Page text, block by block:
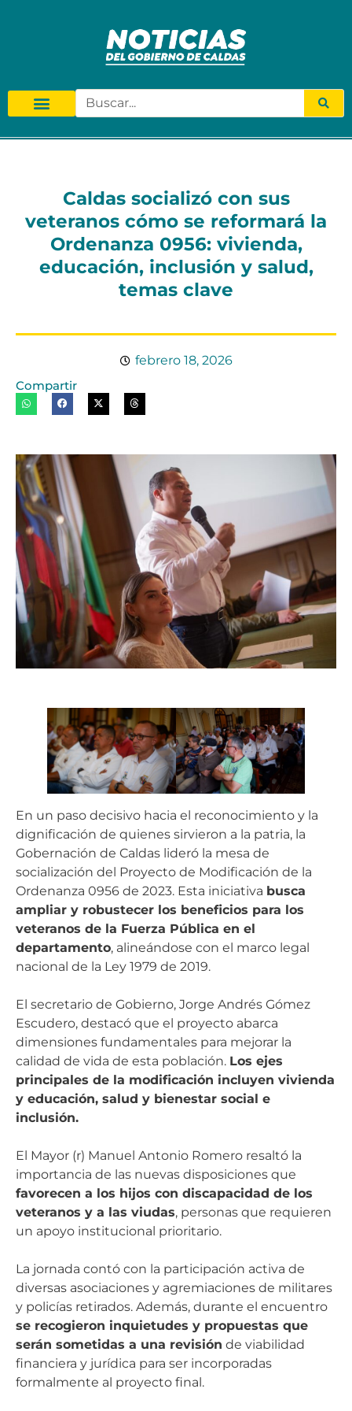
Caldas socializó con sus
veteranos cómo se reformará la
Ordenanza 0956: vivienda,
educación, inclusión y salud,
temas clave
febrero 18, 2026
Compartir
En un paso decisivo hacia el reconocimiento y la
dignificación de quienes sirvieron a la patria, la
Gobernación de Caldas lideró la mesa de
socialización del Proyecto de Modificación de la
Ordenanza 0956 de 2023. Esta iniciativa busca
ampliar y robustecer los beneficios para los
veteranos de la Fuerza Pública en el
departamento, alineándose con el marco legal
nacional de la Ley 1979 de 2019.
El secretario de Gobierno, Jorge Andrés Gómez
Escudero, destacó que el proyecto abarca
dimensiones fundamentales para mejorar la
calidad de vida de esta población. Los ejes
principales de la modificación incluyen vivienda
y educación, salud y bienestar social e
inclusión.
El Mayor (r) Manuel Antonio Romero resaltó la
importancia de las nuevas disposiciones que
favorecen a los hijos con discapacidad de los
veteranos y a las viudas, personas que requieren
un apoyo institucional prioritario.
La jornada contó con la participación activa de
diversas asociaciones y agremiaciones de militares
y policías retirados. Además, durante el encuentro
se recogieron inquietudes y propuestas que
serán sometidas a una revisión de viabilidad
financiera y jurídica para ser incorporadas
formalmente al proyecto final.